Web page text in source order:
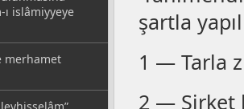
islâmiyyeye
merhamet
şartla
1 — Tarla
2 — Şirket